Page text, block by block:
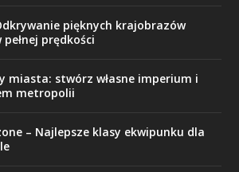
pięknych krajobrazów
prędkości
miasta: stwórz własne imperium i
metropolii
– Najlepsze klasy ekwipunku dla